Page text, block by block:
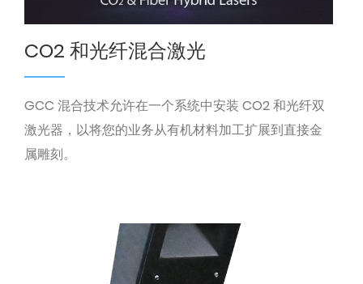
CO2 和光纤混合激光
GCC 混合技术允许在一个系统中安装 CO2 和光纤双
激光器，以将您的业务从有机材料加工扩展到直接金
属雕刻。